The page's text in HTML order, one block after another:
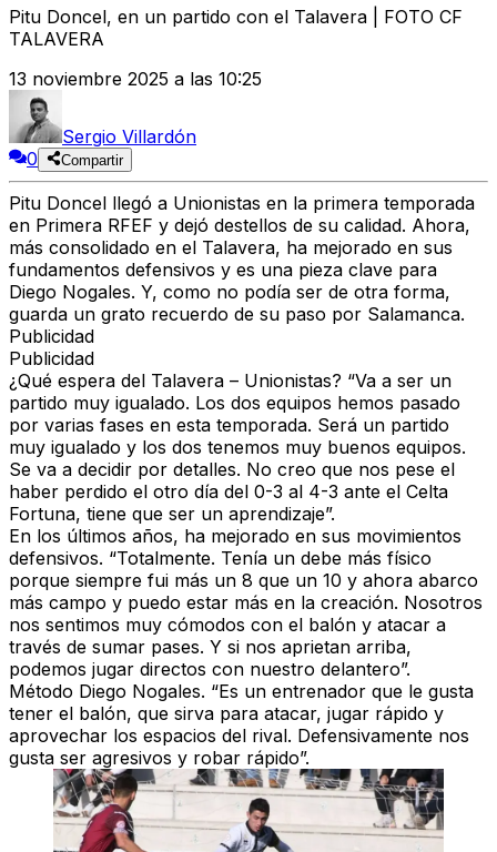
Pitu Doncel, en un partido con el Talavera | FOTO CF
TALAVERA
13 noviembre 2025 a las 10:25
Sergio Villardón
0
Compartir
Pitu Doncel llegó a Unionistas en la primera temporada
en Primera RFEF y dejó destellos de su calidad. Ahora,
más consolidado en el Talavera, ha mejorado en sus
fundamentos defensivos y es una pieza clave para
Diego Nogales. Y, como no podía ser de otra forma,
guarda un grato recuerdo de su paso por Salamanca.
Publicidad
Publicidad
¿Qué espera del Talavera – Unionistas? “Va a ser un
partido muy igualado. Los dos equipos hemos pasado
por varias fases en esta temporada. Será un partido
muy igualado y los dos tenemos muy buenos equipos.
Se va a decidir por detalles. No creo que nos pese el
haber perdido el otro día del 0-3 al 4-3 ante el Celta
Fortuna, tiene que ser un aprendizaje”.
En los últimos años, ha mejorado en sus movimientos
defensivos. “Totalmente. Tenía un debe más físico
porque siempre fui más un 8 que un 10 y ahora abarco
más campo y puedo estar más en la creación. Nosotros
nos sentimos muy cómodos con el balón y atacar a
través de sumar pases. Y si nos aprietan arriba,
podemos jugar directos con nuestro delantero”.
Método Diego Nogales. “Es un entrenador que le gusta
tener el balón, que sirva para atacar, jugar rápido y
aprovechar los espacios del rival. Defensivamente nos
gusta ser agresivos y robar rápido”.